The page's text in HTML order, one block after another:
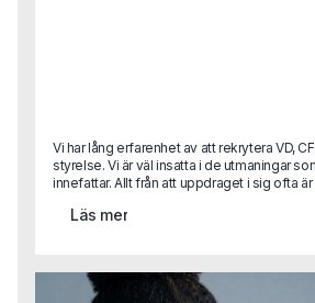
Vi har lång erfarenhet av att rekrytera VD,
styrelse. Vi är väl insatta i de utmaningar
innefattar. Allt från att uppdraget i sig ofta
redan sitter på en bra position. Dessutom
plötsligt uppstått ett behov av en
Hör av dig till oss!
Läs mer